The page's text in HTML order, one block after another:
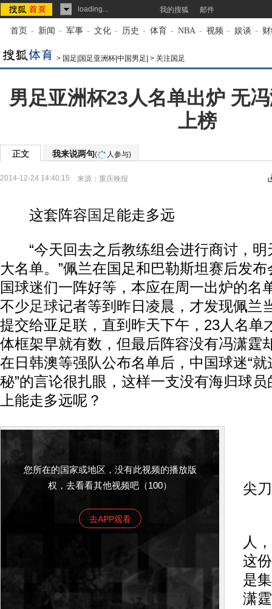
loading... 我的搜狐 邮件
首页 - 新闻 - 军事 - 文化 - 历史 - 体育 - NBA - 视频 - 娱谈 -
> 国足|国足亚洲杯|中国男足| > 关注国足
男足亚洲杯23人名单出炉 无
上榜
正文 我来说两句( 人参与)
2014-12-24 14:40:15 来源： 重庆晚报
这套阵容国足能走多远
“今天回去之后教练组会进行商讨，明
大名单。”佩兰在国足和巴勒斯坦赛后发
国球迷们一阵好等，本应在周一出炉的名
不少足球记者等到昨日凌晨，才发现佩兰
提交给亚足联，直到昨天下午，23人名单
体框架早就有数，但最后阵容没有冯潇霆
在日韩澳等强队公布名单后，中国球迷“
秘”的言论很扎眼，这样一支没有海归球
上能走多远呢？
您所在的国家或地区，没有此视频的播放版
权，去看看其他视频吧（100）
去APP观看
尖刀
人
这
是
潇